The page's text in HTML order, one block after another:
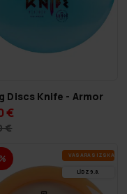
Discs Knife - Armor
€
€
VA­SA­RAS IZ­SKA­ŅA
LĪDZ 9.8.